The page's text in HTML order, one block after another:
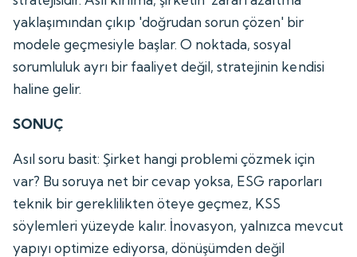
yaklaşımından çıkıp 'doğrudan sorun çözen' bir
modele geçmesiyle başlar. O noktada, sosyal
sorumluluk ayrı bir faaliyet değil, stratejinin kendisi
haline gelir.
SONUÇ
Asıl soru basit: Şirket hangi problemi çözmek için
var? Bu soruya net bir cevap yoksa, ESG raporları
teknik bir gereklilikten öteye geçmez, KSS
söylemleri yüzeyde kalır. İnovasyon, yalnızca mevcut
yapıyı optimize ediyorsa, dönüşümden değil